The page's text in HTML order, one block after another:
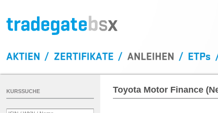
Toyota Motor Finance
KURSSUCHE